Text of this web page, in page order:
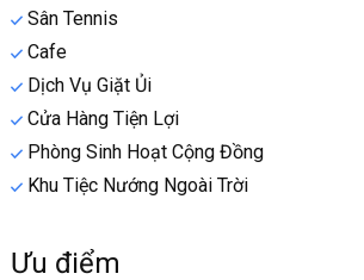
Sân Tennis
Cafe
Dịch Vụ Giặt Ủi
Cửa Hàng Tiện Lợi
Phòng Sinh Hoạt Cộng Đồng
Khu Tiệc Nướng Ngoài Trời
Ưu điểm